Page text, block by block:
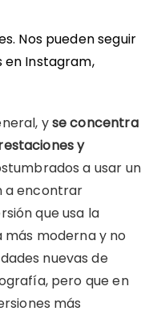
Nos pueden seguir
en Instagram,
yse concentra
y
a usar un
a encontrar
que usa la
más moderna y no
nuevas de
pero que en
más